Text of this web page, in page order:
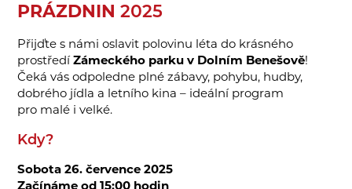
PRÁZDNIN 2025
Přijďte s námi oslavit polovinu léta do krásného
prostředíZámeckého parku v Dolním Benešově!
Čeká vás odpoledne plné zábavy, pohybu, hudby,
dobrého jídla a letního kina – ideální program
pro malé i velké.
Kdy?
Sobota 26. července 2025